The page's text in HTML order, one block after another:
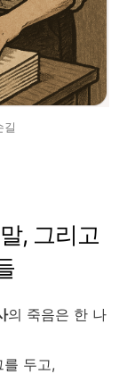
길
, 그리고
의 죽음은 한 나
두고,